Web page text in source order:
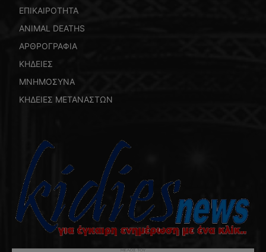
ΕΠΙΚΑΙΡΟΤΗΤΑ
ANIMAL DEATHS
ΑΡΘΡΟΓΡΑΦΙΑ
ΚΗΔΕΙΕΣ
ΜΝΗΜΟΣΥΝΑ
ΚΗΔΕΙΕΣ ΜΕΤΑΝΑΣΤΩΝ